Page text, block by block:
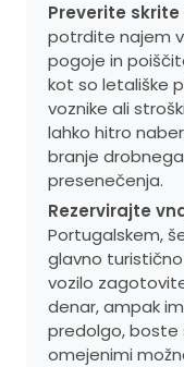
Preverite skrite
potrdite najem
pogoje in
kot so letališke
voznike ali
lahko hitro
branje
presenečenja.
Rezervirajte
Portugalskem,
glavno
vozilo
denar, ampak
predolgo, boste
omejenimi